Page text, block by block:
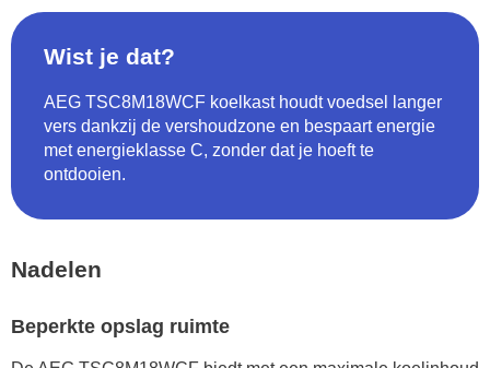
Wist je dat?
AEG TSC8M18WCF koelkast houdt voedsel langer
vers dankzij de vershoudzone en bespaart energie
met energieklasse C, zonder dat je hoeft te
ontdooien.
Nadelen
Beperkte opslag ruimte